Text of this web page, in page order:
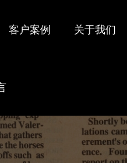
客户案例 关于我们